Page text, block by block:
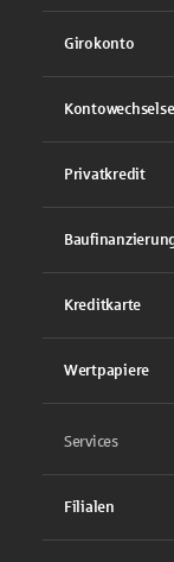
Girokonto
Privatkredit
Kreditkarte
Wertpapiere
Services
Filialen